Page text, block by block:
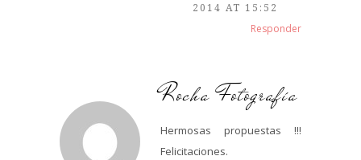
2014 AT 15:52
Responder
Rocha Fotografía
Hermosas propuestas !!!
Felicitaciones.